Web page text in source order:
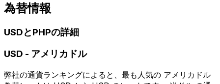
為替情報
USDとPHPの詳細
USD - アメリカドル
弊社の通貨ランキングによると、最も人気の アメリカドル